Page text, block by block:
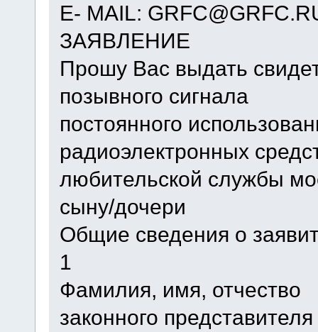
E- MAIL:
ЗАЯВЛЕНИЕ
Прошу Вас выдать
позывного сигнала
постоянного
радиоэлектронных
любительской службы
сыну/дочери
Общие сведения о
1
Фамилия, имя, отчество
законного представителя